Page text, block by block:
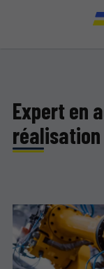
Expert en
réalisation